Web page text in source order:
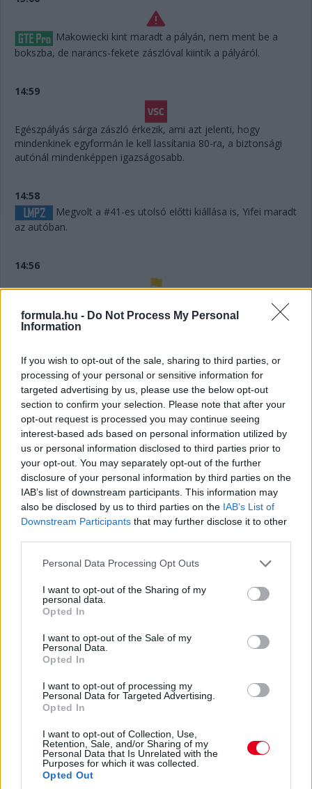
formula.hu - Do Not Process My Personal
Information
If you wish to opt-out of the sale, sharing to third parties, or
processing of your personal or sensitive information for
targeted advertising by us, please use the below opt-out
section to confirm your selection. Please note that after your
opt-out request is processed you may continue seeing
interest-based ads based on personal information utilized by
us or personal information disclosed to third parties prior to
your opt-out. You may separately opt-out of the further
disclosure of your personal information by third parties on the
IAB’s list of downstream participants. This information may
also be disclosed by us to third parties on the IAB’s List of
Downstream Participants that may further disclose it to other
Please note that this website/app uses one or more Google
not limited to your visit or usage behaviour. You may click to
grant or deny consent to Google and its third-party tags to
use your data for below specified purposes in below Google
consent section.
Personal Data Processing Opt Outs
I want to opt-out of the Sharing of my
personal data.
Opted In
I want to opt-out of the Sale of my
Personal Data.
Opted In
I want to opt-out of processing my
Personal Data for Targeted Advertising.
Opted In
I want to opt-out of Collection, Use,
Retention, Sale, and/or Sharing of my
Personal Data that Is Unrelated with the
Purposes for which it was collected.
Opted Out
Makowiecki kint maradt a pályán, nem ment be a
bokszba, de narancs-fekete zászlóval kiintik a pályáról.
14:59
Egészpályás sárga zászló érkezik, ami azt jelenti, hogy
mindenkinek egyformán le kell lassítania 80-ra, a biztonsági
autónál mindenképpen igazságosabb.
14:58
Megvolt a #41-es utolsó előtti kiállása is, Yifei maradt
az autóban.
14:56
Húha! Makowiecki keresztülszáguldott az utolsó
sikánon, és elhagyta a diffúzorát! Aztán újabb darabok esnek
le az autóról, aminek elment a fékje a kritikus pillanatban a
14:53
A hátsó gumikat le tudták ugyan cserélni, de megint
ugrálni kellett az autón, mert az emelő, az bizony továbbra
sem működik rendesen.
14:53
Hajjajj... A #31-es kerékcserén. Vajon most sima
lesz?
14:46
estek ki, de semmi jele nincs annak, hogy ez az autó még
megmozdulna. Maradtak 45-en.
Egyre közelebb az eső. Egyre-egyre közelebb.
Akárhogy számolom, a két WRT-nek még két-két
kiállása lesz, hacsak nem jön egy hosszabb megszakítás,
lassú zóna, safety car, vagy ilyesmi.